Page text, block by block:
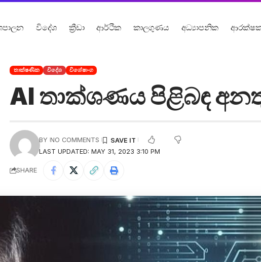
විදේශ ක්‍රීඩා ආර්ථික කාලගුණය අධ්‍යාපනික
තාක්ෂණික විදේශ විශේෂාංග
AI තාක්ශණය පිළිබඳ
LAST UPDATED: MAY 31, 2023 3:10 PM
BY NO COMMENTS
SHARE